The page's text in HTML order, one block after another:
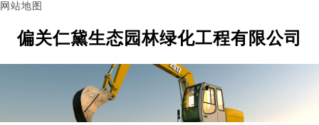
网站地图
偏关仁黛生态园林绿化工程有限公司